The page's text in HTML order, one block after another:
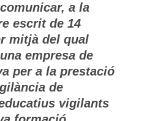
a la
escrit de 14
mitjà del qual
empresa de
per a la prestació
de
vigilants